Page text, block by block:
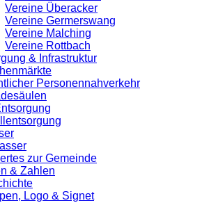
Vereine Überacker
Vereine Germerswang
Vereine Malching
Vereine Rottbach
& Infrastruktur
Personennahverkehr
zur Gemeinde
& Zahlen
Logo & Signet